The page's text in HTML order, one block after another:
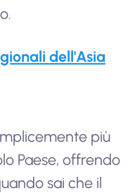
dell'Asia
più
Paese, offrendo
sai che il